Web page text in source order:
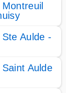
Aulde -
Aulde